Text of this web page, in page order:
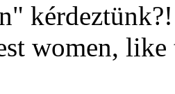
kérdeztünk?!
women,